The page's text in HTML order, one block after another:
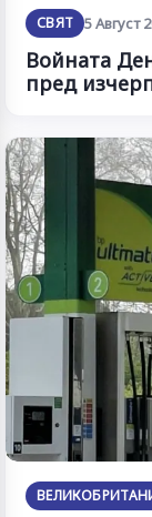
СВЯТ 5 Август
Войната
пред